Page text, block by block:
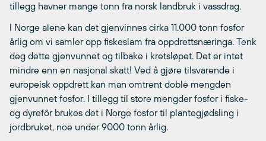
tillegg havner mange tonn fra norsk landbruk i vassdrag.
I Norge alene kan det gjenvinnes cirka 11.000 tonn fosfor
årlig om vi samler opp fiskeslam fra oppdrettsnæringa. Tenk
deg dette gjenvunnet og tilbake i kretsløpet. Det er intet
mindre enn en nasjonal skatt! Ved å gjøre tilsvarende i
europeisk oppdrett kan man omtrent doble mengden
gjenvunnet fosfor. I tillegg til store mengder fosfor i fiske-
og dyrefôr brukes det i Norge fosfor til plantegjødsling i
jordbruket, noe under 9000 tonn årlig.